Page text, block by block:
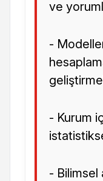
ve
-
- Kurum
- Bilimsel